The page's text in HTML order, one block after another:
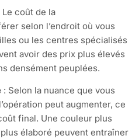
Le coût de la
selon l’endroit où vous
ou les centres spécialisés
avoir des prix plus élevés
densément peuplées.
: Selon la nuance que vous
peut augmenter, ce
final. Une couleur plus
élaboré peuvent entraîner